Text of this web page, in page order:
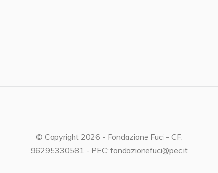
© Copyright 2026 - Fondazione Fuci - CF:
96295330581 - PEC: fondazionefuci@pec.it